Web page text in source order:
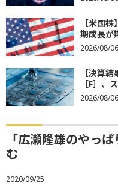
【米国
期成長が
2026/08/06
【決算
［F］、
2026/08/06
「広瀬隆雄のやっ
む
2020/09/25